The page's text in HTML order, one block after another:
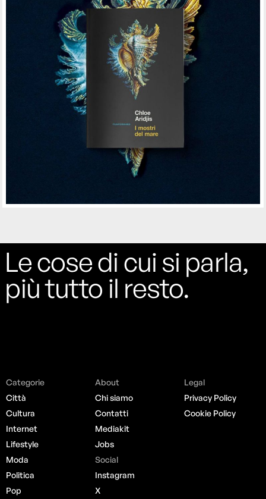
Le cose di cui si parla,
più tutto il resto.
Categorie
Città
Cultura
Internet
Lifestyle
Moda
Politica
Pop
About
Chi siamo
Contatti
Mediakit
Jobs
Social
Instagram
X
Legal
Privacy Policy
Cookie Policy